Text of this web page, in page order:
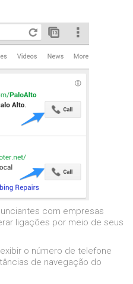
com empresas
ligações por meio de seus
o número de telefone
de navegação do